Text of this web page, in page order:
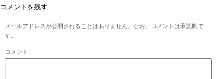
コメントを残す
メールアドレスが公開されることはありません。なお、コメントは承認制で
す。
コメント